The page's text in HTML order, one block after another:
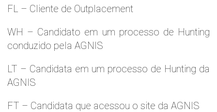
FL – Cliente de Outplacement
WH – Candidato em um processo de Hunting
conduzido pela AGNIS
LT – Candidata em um processo de Hunting da
AGNIS
FT – Candidata que acessou o site da AGNIS